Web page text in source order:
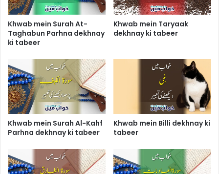
Khwab mein Surah At-
Taghabun Parhna dekhnay
ki tabeer
Khwab mein Taryaak
dekhnay ki tabeer
Khwab mein Surah Al-Kahf
Parhna dekhnay ki tabeer
Khwab mein Billi dekhnay ki
tabeer